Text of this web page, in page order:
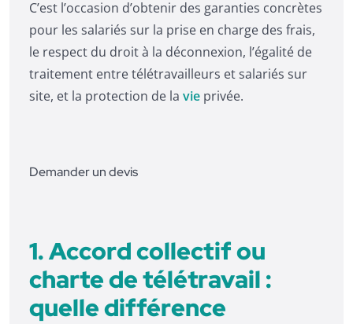
C’est l’occasion d’obtenir des garanties concrètes
pour les salariés sur la prise en charge des frais,
le respect du droit à la déconnexion, l’égalité de
traitement entre télétravailleurs et salariés sur
site, et la protection de la vie privée.
Demander un devis
1. Accord collectif ou
charte de télétravail :
quelle différence